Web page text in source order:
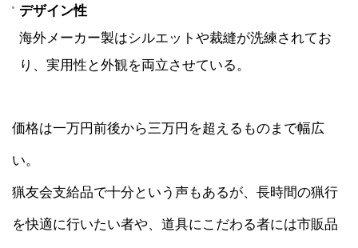
デザイン性
海外メーカー製はシルエットや裁縫が洗練されてお
り、実用性と外観を両立させている。
価格は一万円前後から三万円を超えるものまで幅広
い。
猟友会支給品で十分という声もあるが、長時間の猟行
を快適に行いたい者や、道具にこだわる者には市販品